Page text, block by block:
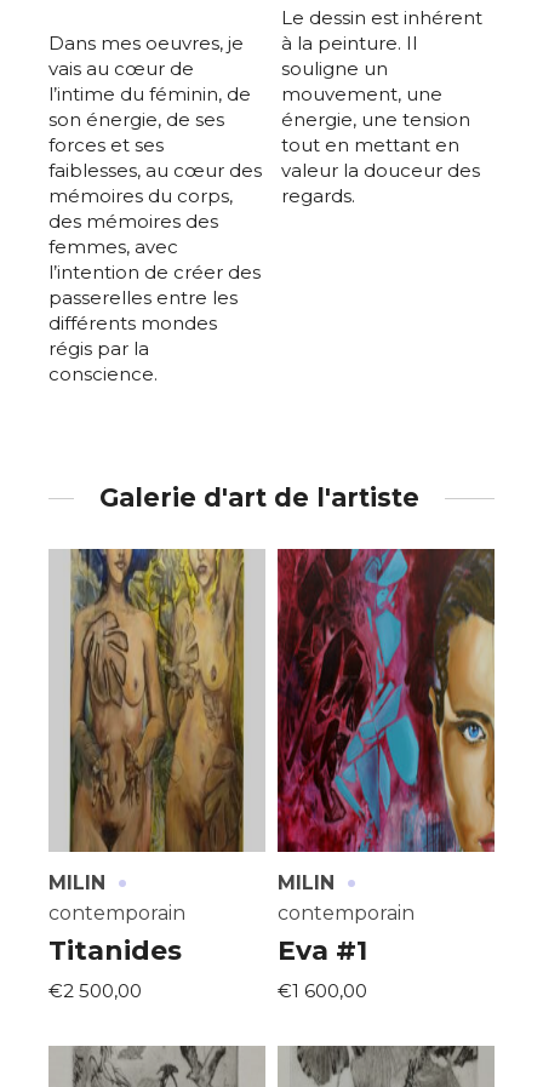
Dans mes oeuvres, je
vais au cœur de
l’intime du féminin, de
son énergie, de ses
forces et ses
faiblesses, au cœur des
mémoires du corps,
des mémoires des
femmes, avec
l’intention de créer des
passerelles entre les
différents mondes
régis par la
conscience.
Le dessin est inhérent
à la peinture. Il
souligne un
mouvement, une
énergie, une tension
tout en mettant en
valeur la douceur des
regards.
Galerie d'art de l'artiste
MILIN ·
contemporain
Titanides
€2 500,00
MILIN ·
contemporain
Eva #1
€1 600,00